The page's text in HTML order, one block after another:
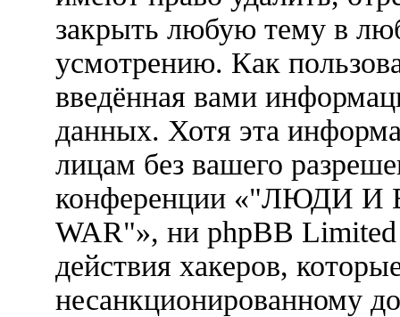
закрыть любую тему в
усмотрению. Как
введённая вами
данных. Хотя эта
лицам без вашего
конференции «"ЛЮДИ И
WAR"», ни phpBB Limited
действия хакеров,
несанкционированному